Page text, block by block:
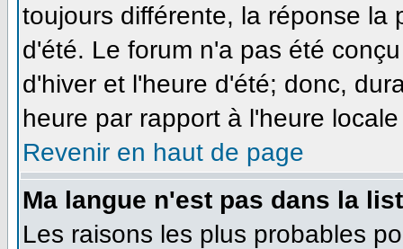
toujours différente, la réponse la
d'été. Le forum n'a pas été
d'hiver et l'heure d'été; donc,
heure par rapport à l'heure
Revenir en haut de page
Ma langue n'est pas dans la
Les raisons les plus probables